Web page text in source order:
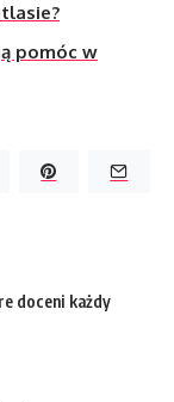
pomóc w
doceni każdy